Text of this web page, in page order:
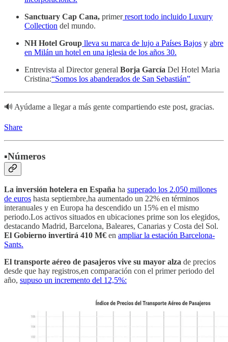
Sanctuary Cap Cana, primerresort todo incluido Luxury
Collection del mundo.
NH Hotel Group lleva su marca de lujo a Países Bajos y abre
en Milán un hotel en una iglesia de los años 30.
Entrevista al Director general Borja García Del Hotel Maria
Cristina:“Somos los abanderados de San Sebastián”
🔊 Ayúdame a llegar a más gente compartiendo este post, gracias.
Share
▪️Números
La inversión hotelera en España ha superado los 2.050 millones
de euros hasta septiembre,ha aumentado un 22% en términos
interanuales y en Europa ha descendido un 15% en el mismo
periodo.Los activos situados en ubicaciones prime son los elegidos,
destacando Madrid, Barcelona, Baleares, Canarias y Costa del Sol.
El Gobierno invertirá 410 M€ en ampliar la estación Barcelona-
Sants.
El transporte aéreo de pasajeros vive su mayor alza de precios
desde que hay registros,en comparación con el primer periodo del
año, supuso un incremento del 12,5%: